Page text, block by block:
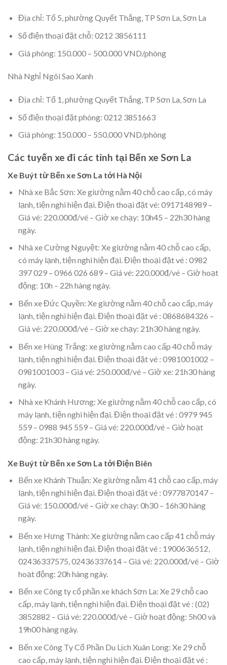
Địa chỉ: Tổ 5, phường Quyết Thắng, TP Sơn La, Sơn La
Số điện thoại đặt chỗ: 0212 3856111
Giá phòng: 150.000 – 500.000 VND/phòng
Nhà Nghỉ Ngôi Sao Xanh
Địa chỉ: Tổ 1, phường Quyết Thắng, TP Sơn La, Sơn La
Số điện thoại đặt phòng: 0212 3851663
Giá phòng: 150.000 – 550.000 VND/phòng
Các tuyến xe đi các tỉnh tại Bến xe Sơn La
Xe Buýt từ Bến xe Sơn La tới Hà Nội
Nhà xe Bắc Sơn: Xe giường nằm 40 chỗ cao cấp, có máy
lạnh, tiện nghi hiện đại. Điện thoại đặt vé: 0917148989 –
Giá vé: 220.000đ/vé – Giờ xe chạy: 10h45 – 22h30 hàng
ngày.
Nhà xe Cường Nguyệt: Xe giường nằm 40 chỗ cao cấp,
có máy lạnh, tiện nghi hiện đại. Điện thoại đặt vé : 0982
397 029 – 0966 026 689 – Giá vé: 220.000đ/vé – Giờ hoạt
động: 10h – 22h hàng ngày.
Bến xe Đức Quyền: Xe giường nằm 40 chỗ cao cấp, máy
lạnh, tiện nghi hiện đại. Điện thoại đặt vé : 0868684326 –
Giá vé: 220.000đ/vé – Giờ xe chạy: 21h30 hàng ngày.
Bến xe Hùng Trắng: xe giường nằm cao cấp 40 chỗ máy
lạnh, tiện nghi hiện đại. Điện thoại đặt vé : 0981001002 –
0981001003 – Giá vé: 250.000đ/vé – Giờ xe: 21h30 hàng
ngày.
Nhà xe Khánh Hương: Xe giường nằm 40 chỗ cao cấp, có
máy lạnh, tiện nghi hiện đại. Điện thoại đặt vé : 0979 945
559 – 0988 945 559 – Giá vé: 220.000đ/vé – Giờ hoạt
động: 21h30 hàng ngày.
Xe Buýt từ Bến xe Sơn La tới Điện Biên
Bến xe Khánh Thuận: Xe giường nằm 41 chỗ cao cấp, máy
lạnh, tiện nghi hiện đại. Điện thoại đặt vé : 0977870147 –
Giá vé: 150.000đ/vé – Giờ xe chạy: 0h30 – 16h30 hàng
ngày.
Bến xe Hưng Thành: Xe giường nằm cao cấp 41 chỗ máy
lạnh, tiện nghi hiện đại. Điện thoại đặt vé : 1900636512,
02436337575, 02436337614 – Giá vé: 220.000đ/vé – Giờ
hoạt động: 20h hàng ngày.
Bến xe Công ty cổ phần xe khách Sơn La: Xe 29 chỗ cao
cấp, máy lạnh, tiện nghi hiện đại. Điện thoại đặt vé : (02)
3852882 – Giá vé: 220.000đ/vé – Giờ hoạt động: 5h00 và
19h00 hàng ngày.
Bến xe Công Ty Cổ Phần Du Lịch Xuân Long: Xe 29 chỗ
cao cấp, máy lạnh, tiện nghi hiện đại. Điện thoại đặt vé :